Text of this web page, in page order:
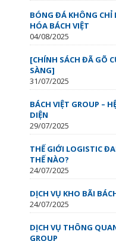
BÓNG ĐÁ KHÔNG CHỈ
HÓA BÁCH VIỆT
04/08/2025
[CHÍNH SÁCH ĐÃ GÕ
SÀNG]
31/07/2025
BÁCH VIỆT GROUP –
DIỆN
29/07/2025
THẾ GIỚI LOGISTIC
THẾ NÀO?
24/07/2025
DỊCH VỤ KHO BÃI
24/07/2025
DỊCH VỤ THÔNG
GROUP